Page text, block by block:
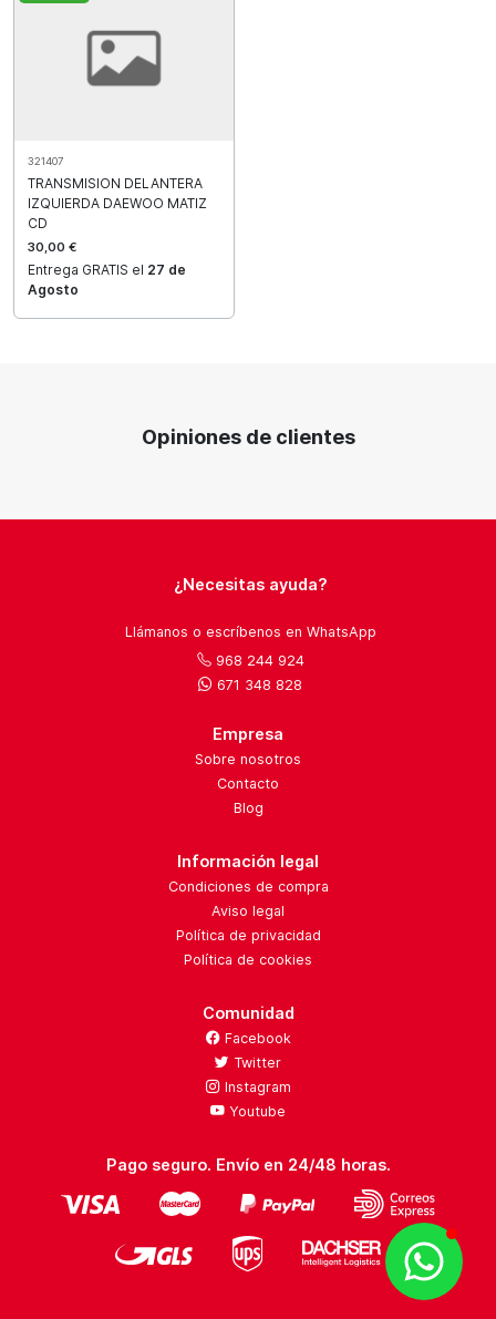
321407
TRANSMISION DELANTERA
IZQUIERDA DAEWOO MATIZ
CD
30,00 €
Entrega GRATIS el 27 de
Agosto
Opiniones de clientes
¿Necesitas ayuda?
Llámanos o escríbenos en WhatsApp
968 244 924
671 348 828
Empresa
Sobre nosotros
Contacto
Blog
Información legal
Condiciones de compra
Aviso legal
Política de privacidad
Política de cookies
Comunidad
Facebook
Twitter
Instagram
Youtube
Pago seguro. Envío en 24/48 horas.